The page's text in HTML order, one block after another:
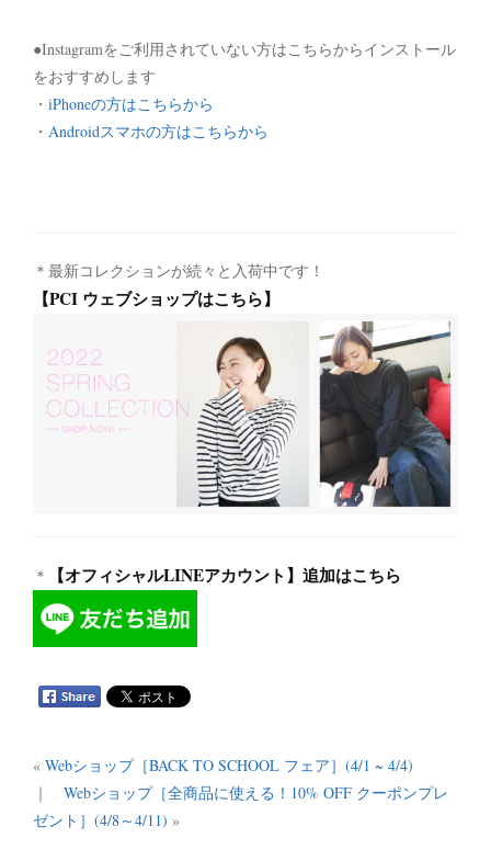
●Instagramをご利用されていない方はこちらからインストール
をおすすめします
・ iPhoneの方はこちらから
・ Androidスマホの方はこちらから
＊最新コレクションが続々と入荷中です！
【PCI ウェブショップはこちら】
＊ 【オフィシャルLINEアカウント】追加はこちら
« Webショップ［BACK TO SCHOOL フェア］(4/1 ~ 4/4)
｜ Webショップ［全商品に使える！10% OFF クーポンプレ
ゼント］(4/8～4/11) »